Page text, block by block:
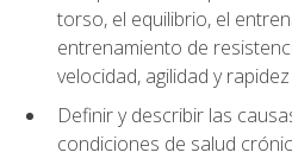
torso, el equilibrio, el
entrenamiento de
velocidad, agilidad y rapidez
Definir y describir las
condiciones de salud